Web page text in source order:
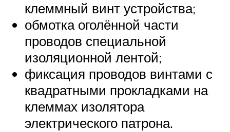
клеммный винт устройства;
обмотка оголённой части
проводов специальной
изоляционной лентой;
фиксация проводов винтами с
квадратными прокладками на
клеммах изолятора
электрического патрона.